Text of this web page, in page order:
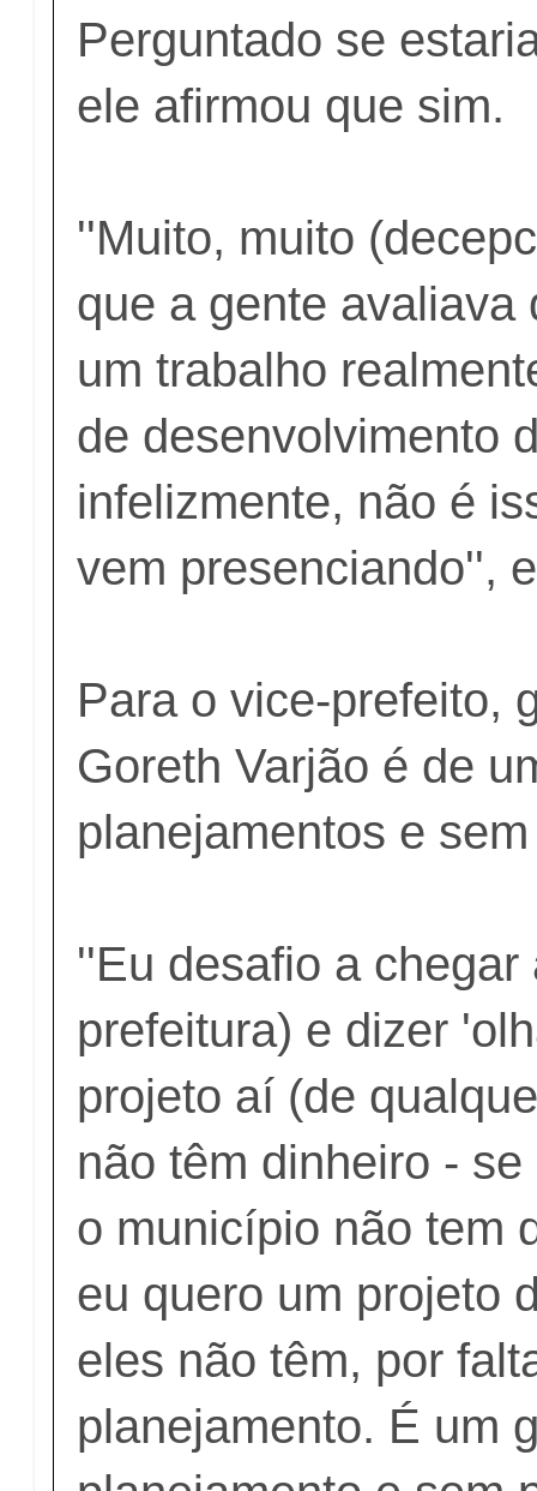
Perguntado se
ele afirmou que sim.
''Muito, muito
que a gente avaliava
um trabalho
de desenvolvimento
infelizmente, não é
vem presenciando'',
Para o vice-prefeito,
Goreth Varjão é de
planejamentos e
''Eu desafio a chegar
prefeitura) e dizer
projeto aí (de
não têm dinheiro -
o município não tem
eu quero um projeto
eles não têm, por
planejamento. É um